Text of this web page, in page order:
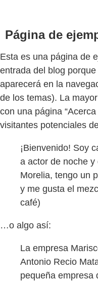
Página de
Esta es una página de
entrada del blog
aparecerá en la
de los temas). La
con una página
visitantes potenciales
¡Bienvenido! Soy
a actor de noche
Morelia, tengo un
y me gusta el
café)
…o algo así:
La empresa
Antonio Recio
pequeña empresa